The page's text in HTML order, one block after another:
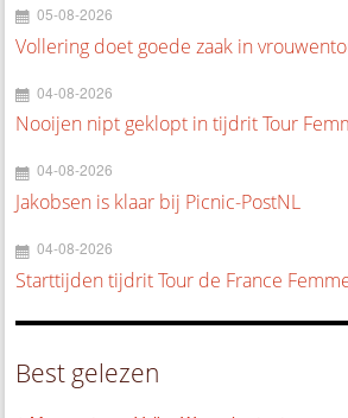
05-08-2026
Vollering doet goede zaak in
04-08-2026
Nooijen nipt geklopt in tijdrit Tour
04-08-2026
Jakobsen is klaar bij Picnic-PostNL
04-08-2026
Starttijden tijdrit Tour de France
Best gelezen